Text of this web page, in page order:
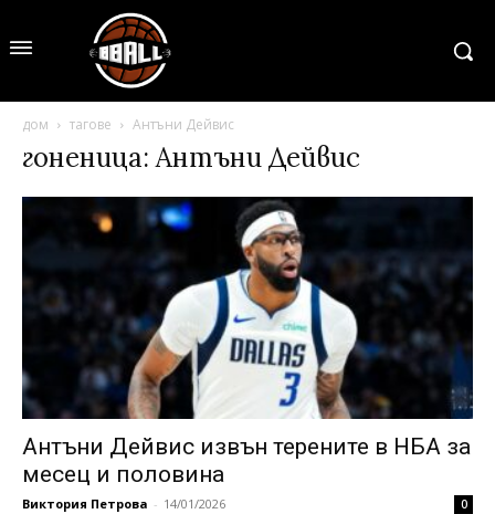
дом тагове Антъни Дейвис
гоненица: Антъни Дейвис
Антъни Дейвис извън терените в НБА за
месец и половина
Виктория Петрова - 14/01/2026 0